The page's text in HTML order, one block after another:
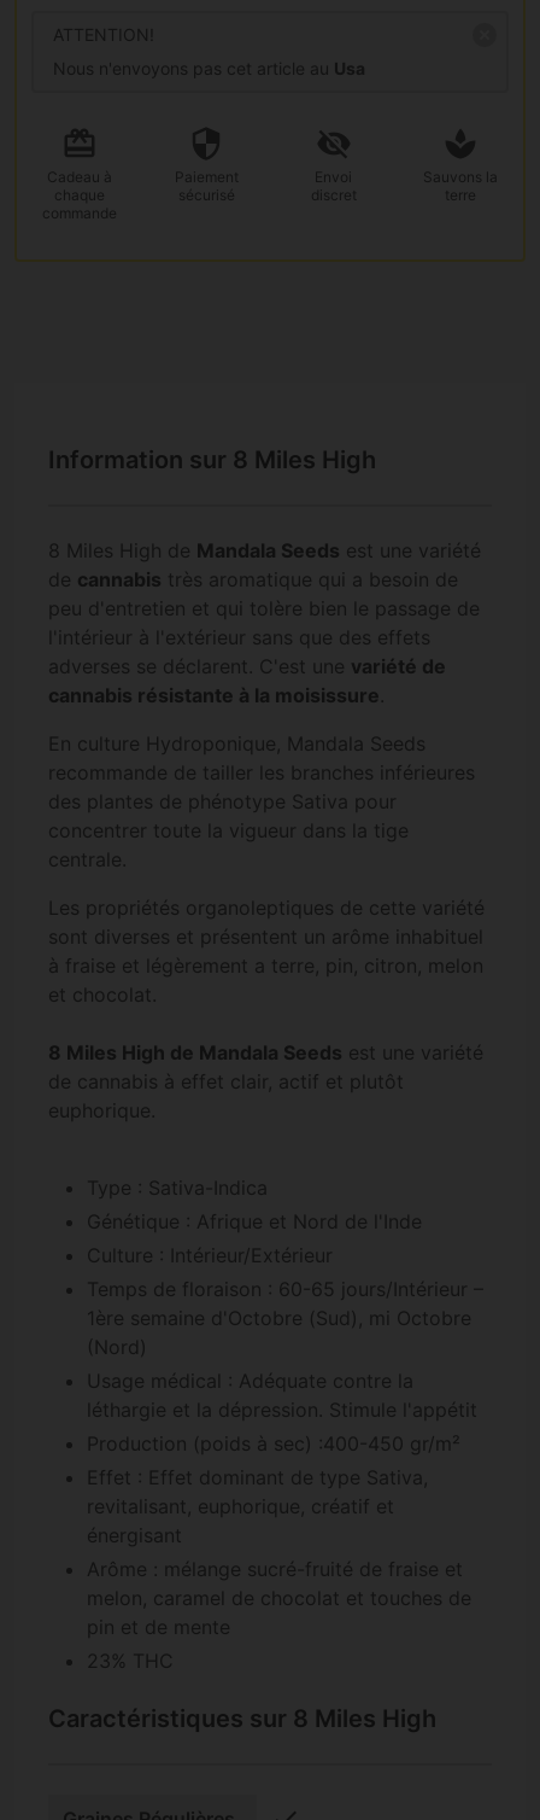
ATTENTION!
Nous n'envoyons pas cet article au Usa
Cadeau à
chaque
commande
Paiement
sécurisé
Envoi
discret
Sauvons la
terre
Information sur 8 Miles High
8 Miles High de Mandala Seeds est une variété
de cannabis très aromatique qui a besoin de
peu d'entretien et qui tolère bien le passage de
l'intérieur à l'extérieur sans que des effets
adverses se déclarent. C'est une variété de
cannabis résistante à la moisissure.
En culture Hydroponique, Mandala Seeds
recommande de tailler les branches inférieures
des plantes de phénotype Sativa pour
concentrer toute la vigueur dans la tige
centrale.
Les propriétés organoleptiques de cette variété
sont diverses et présentent un arôme inhabituel
à fraise et légèrement a terre, pin, citron, melon
et chocolat.
8 Miles High de Mandala Seeds est une variété
de cannabis à effet clair, actif et plutôt
euphorique.
Type : Sativa-Indica
Génétique : Afrique et Nord de l'Inde
Culture : Intérieur/Extérieur
Temps de floraison : 60-65 jours/Intérieur –
1ère semaine d'Octobre (Sud), mi Octobre
(Nord)
Usage médical : Adéquate contre la
léthargie et la dépression. Stimule l'appétit
Production (poids à sec) :400-450 gr/m²
Effet : Effet dominant de type Sativa,
revitalisant, euphorique, créatif et
énergisant
Arôme : mélange sucré-fruité de fraise et
melon, caramel de chocolat et touches de
pin et de mente
23% THC
Caractéristiques sur 8 Miles High